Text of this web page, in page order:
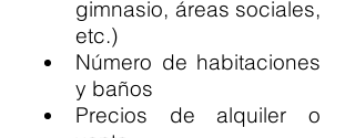
gimnasio, áreas sociales,
etc.)
Número de habitaciones
y baños
Precios de alquiler o